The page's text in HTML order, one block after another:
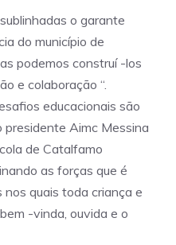
o garante
do município de
podemos construí -los
e colaboração “.
educacionais são
presidente Aimc Messina
de Catalfamo
as forças que é
quais toda criança e
-vinda, ouvida e o